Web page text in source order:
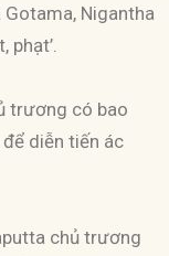
Gotama, Nigantha
trương có bao
diễn tiến ác
chủ trương